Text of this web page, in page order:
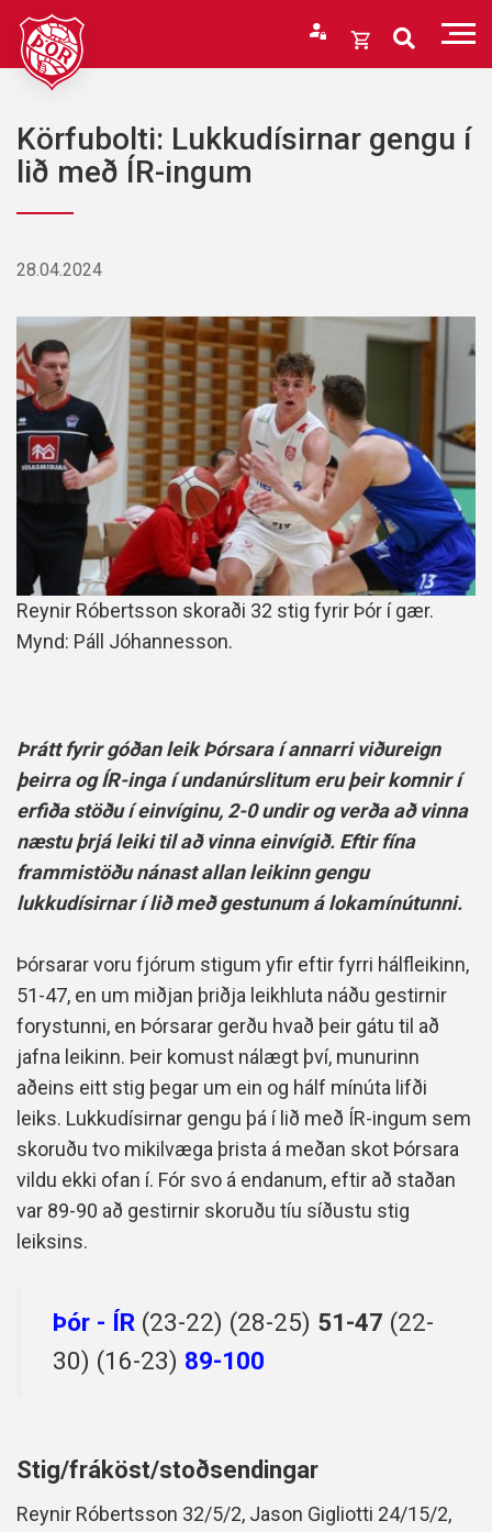
Fara
efni
Opna
Karfan þín
Loka
Karfan er tóm.
Körfubolti: Lukkudísirnar gengu í
lið með ÍR-ingum
28.04.2024
Reynir Róbertsson skoraði 32 stig fyrir Þór í gær.
Mynd: Páll Jóhannesson.
Þrátt fyrir góðan leik Þórsara í annarri viðureign
þeirra og ÍR-inga í undanúrslitum eru þeir komnir í
erfiða stöðu í einvíginu, 2-0 undir og verða að vinna
næstu þrjá leiki til að vinna einvígið. Eftir fína
frammistöðu nánast allan leikinn gengu
lukkudísirnar í lið með gestunum á lokamínútunni.
Þórsarar voru fjórum stigum yfir eftir fyrri hálfleikinn,
51-47, en um miðjan þriðja leikhluta náðu gestirnir
forystunni, en Þórsarar gerðu hvað þeir gátu til að
jafna leikinn. Þeir komust nálægt því, munurinn
aðeins eitt stig þegar um ein og hálf mínúta lifði
leiks. Lukkudísirnar gengu þá í lið með ÍR-ingum sem
skoruðu tvo mikilvæga þrista á meðan skot Þórsara
vildu ekki ofan í. Fór svo á endanum, eftir að staðan
var 89-90 að gestirnir skoruðu tíu síðustu stig
leiksins.
Þór - ÍR (23-22) (28-25) 51-47 (22-
30) (16-23) 89-100
Stig/fráköst/stoðsendingar
Reynir Róbertsson 32/5/2, Jason Gigliotti 24/15/2,